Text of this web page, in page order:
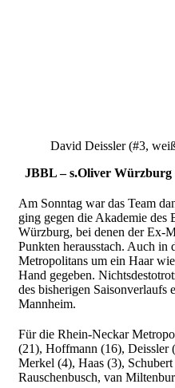
David Deissler (#3,
JBBL – s.Oliver Würzburg
Am Sonntag war das Team
ging gegen die Akademie des
Würzburg, bei denen der Ex-
Punkten herausstach. Auch in
Metropolitans um ein Haar
Hand gegeben.
des bisherigen Saisonverlaufs
Mannheim.
Für die Rhein-Neckar
(21), Hoffmann (16), Deissler
Merkel (4), Haas (3),
Rauschenbusch, van